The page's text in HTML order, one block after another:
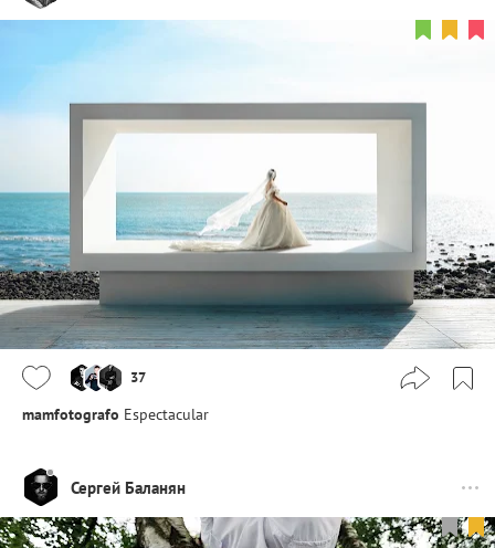
37
mamfotografo Espectacular
Сергей Баланян